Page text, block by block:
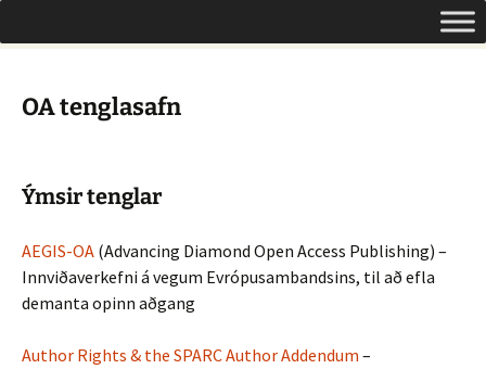
yfir
Leita
að:
OA tenglasafn
Ýmsir tenglar
AEGIS-OA (Advancing Diamond Open Access Publishing) –
Innviðaverkefni á vegum Evrópusambandsins, til að efla
demanta opinn aðgang
Author Rights & the SPARC Author Addendum –